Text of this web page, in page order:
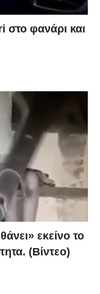
στο φανάρι και
εκείνο το
(Βίντεο)